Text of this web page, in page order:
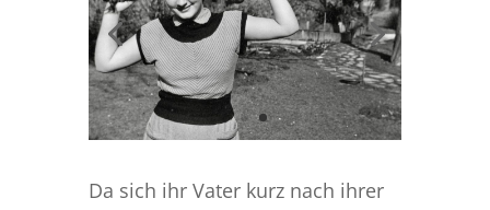
Da sich ihr Vater kurz nach ihrer